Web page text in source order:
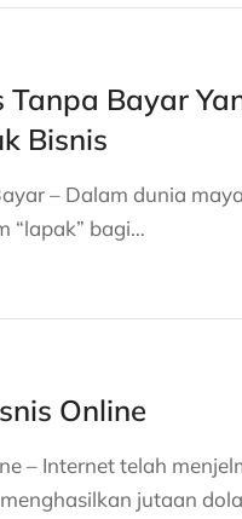
Bayar
Bisnis
– Dalam dunia
“lapak” bagi…
Online
– Internet telah
jutaan